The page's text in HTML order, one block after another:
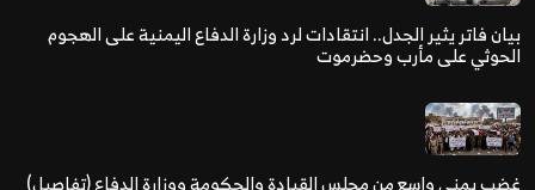
بيان فاتر يثير الجدل.. انتقادات لرد وزارة الدفاع اليمنية على الهجوم
الحوثي على مأرب وحضرموت
غضب يمني واسع من مجلس القيادة والحكومة ووزارة الدفاع (تفاصيل)